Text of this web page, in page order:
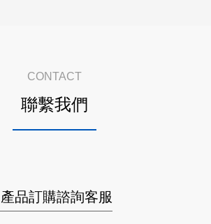
CONTACT
聯繫我們
產品訂購諮詢客服